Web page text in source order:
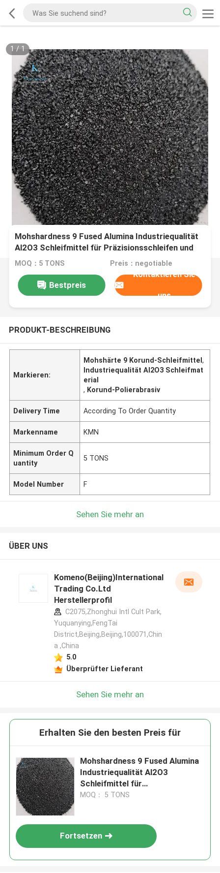
1 / 1
Mohshardness 9 Fused Alumina Industriequalität
Al2O3 Schleifmittel für Präzisionsschleifen und
Polieranwendungen
MOQ：5 TONS Preis：negotiable
Bestpreis
Kontaktieren Sie
uns
PRODUKT-BESCHREIBUNG
Markieren:
Mohshärte 9 Korund-Schleifmittel,
Industriequalität Al2O3 Schleifmat
erial
, Korund-Polierabrasiv
Delivery Time According To Order Quantity
Markenname KMN
Minimum Order Q
uantity
5 TONS
Model Number F
Sehen Sie mehr an
ÜBER UNS
Komeno(Beijing)International
Trading Co.Ltd
Herstellerprofil
C2075,Zhonghui Intl Cult Park,
Yuquanying,FengTai
District,Beijing,Beijing,100071,Chin
a ,China
5.0
Überprüfter Lieferant
Sehen Sie mehr an
Erhalten Sie den besten Preis für
Mohshardness 9 Fused Alumina
Industriequalität Al2O3
Schleifmittel für
Präzisionsschleifen und
MOQ： 5 TONS
Fortsetzen